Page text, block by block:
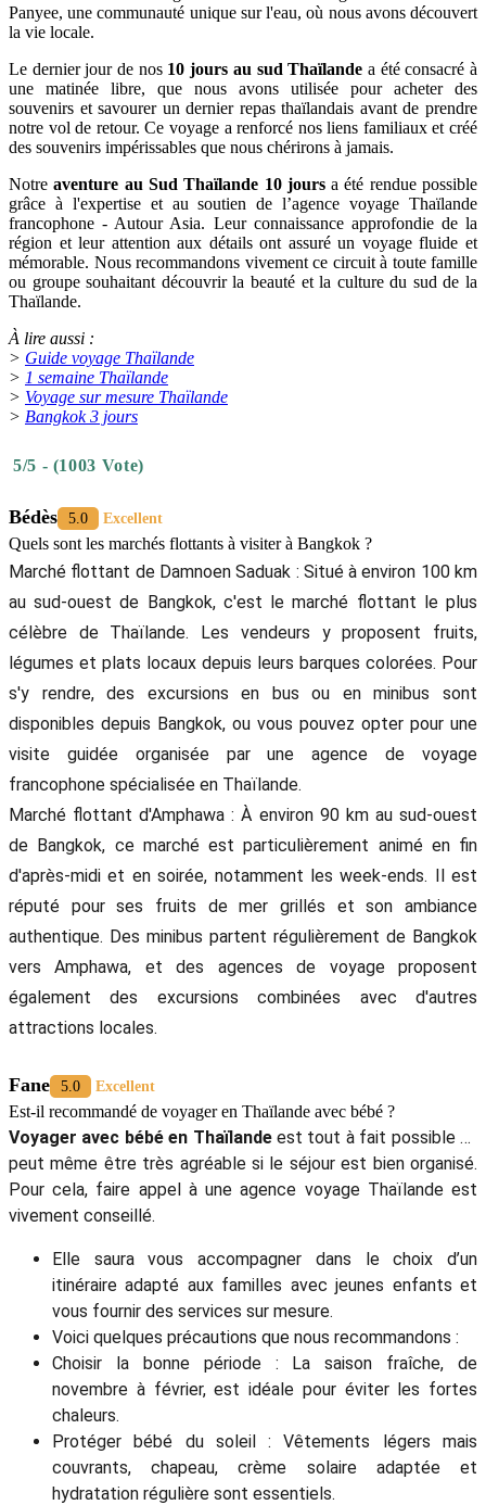
Panyee, une communauté unique sur l'eau, où nous avons découvert
la vie locale.
Le dernier jour de nos 10 jours au sud Thaïlande a été consacré à
une matinée libre, que nous avons utilisée pour acheter des
souvenirs et savourer un dernier repas thaïlandais avant de prendre
notre vol de retour. Ce voyage a renforcé nos liens familiaux et créé
des souvenirs impérissables que nous chérirons à jamais.​
Notreaventure au Sud Thaïlande 10 joursa été rendue possible
grâce à l'expertise et au soutien de l’agence voyage Thaïlande
francophone - Autour Asia. Leur connaissance approfondie de la
région et leur attention aux détails ont assuré un voyage fluide et
mémorable. Nous recommandons vivement ce circuit à toute famille
ou groupe souhaitant découvrir la beauté et la culture du sud de la
Thaïlande.​
À lire aussi :
> Guide voyage Thaïlande
> 1 semaine Thaïlande
> Voyage sur mesure Thaïlande
> Bangkok 3 jours
5/5 - (1003 Vote)
Bédès 5.0 Excellent
Quels sont les marchés flottants à visiter à Bangkok ?
Marché flottant de Damnoen Saduak : Situé à environ 100 km
au sud-ouest de Bangkok, c'est le marché flottant le plus
célèbre de Thaïlande. Les vendeurs y proposent fruits,
légumes et plats locaux depuis leurs barques colorées. Pour
s'y rendre, des excursions en bus ou en minibus sont
disponibles depuis Bangkok, ou vous pouvez opter pour une
visite guidée organisée par une agence de voyage
francophone spécialisée en Thaïlande. ​
Marché flottant d'Amphawa : À environ 90 km au sud-ouest
de Bangkok, ce marché est particulièrement animé en fin
d'après-midi et en soirée, notamment les week-ends. Il est
réputé pour ses fruits de mer grillés et son ambiance
authentique. Des minibus partent régulièrement de Bangkok
vers Amphawa, et des agences de voyage proposent
également des excursions combinées avec d'autres
attractions locales.
Fane 5.0 Excellent
Est-il recommandé de voyager en Thaïlande avec bébé ?
Voyager avec bébé en Thaïlandeest tout à fait possible et
peut même être très agréable si le séjour est bien organisé.
Pour cela, faire appel à une agence voyage Thaïlande est
vivement conseillé.
Elle saura vous accompagner dans le choix d’un
itinéraire adapté aux familles avec jeunes enfants et
vous fournir des services sur mesure.
Voici quelques précautions que nous recommandons :
Choisir la bonne période : La saison fraîche, de
novembre à février, est idéale pour éviter les fortes
chaleurs.
Protéger bébé du soleil : Vêtements légers mais
couvrants, chapeau, crème solaire adaptée et
hydratation régulière sont essentiels.